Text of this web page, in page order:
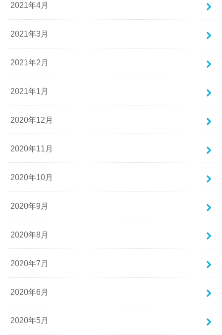
2021年4月
2021年3月
2021年2月
2021年1月
2020年12月
2020年11月
2020年10月
2020年9月
2020年8月
2020年7月
2020年6月
2020年5月